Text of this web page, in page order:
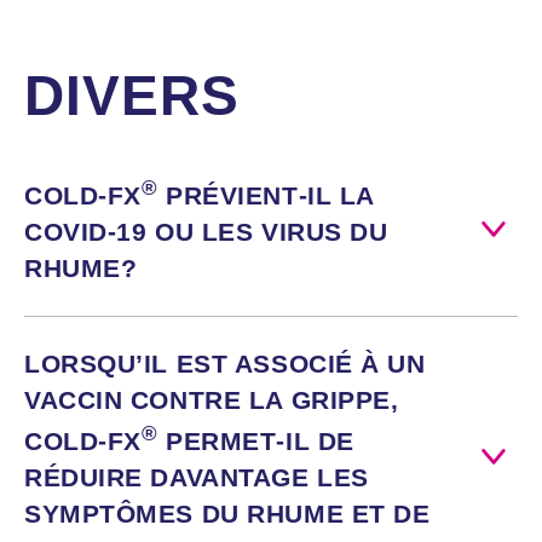
la qualité et
l’uniformité.
l’uniformité.
Échinacée 125
paniculata
feuille 15:1) 70
mg / 1.05 g*
Zinc (citrate de
*équivalent
végétal
DIVERS
COLD‑FX® PRÉVIENT‑IL LA
COVID‑19 OU LES VIRUS DU
RHUME?
LORSQU’IL EST ASSOCIÉ À UN
VACCIN CONTRE LA GRIPPE,
COLD‑FX® PERMET‑IL DE
RÉDUIRE DAVANTAGE LES
SYMPTÔMES DU RHUME ET DE